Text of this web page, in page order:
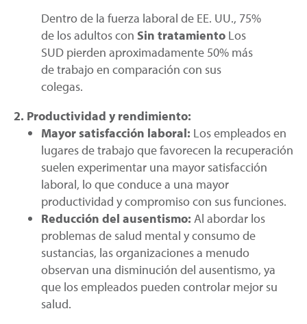
Dentro de la fuerza laboral de EE. UU., 75%
de los adultos con Sin tratamiento Los
SUD pierden aproximadamente 50% más
de trabajo en comparación con sus
colegas.
2. Productividad y rendimiento:
Mayor satisfacción laboral: Los empleados en
lugares de trabajo que favorecen la recuperación
suelen experimentar una mayor satisfacción
laboral, lo que conduce a una mayor
productividad y compromiso con sus funciones.
Reducción del ausentismo: Al abordar los
problemas de salud mental y consumo de
sustancias, las organizaciones a menudo
observan una disminución del ausentismo, ya
que los empleados pueden controlar mejor su
salud.